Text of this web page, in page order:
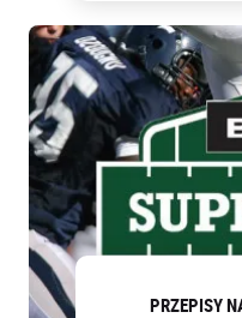
PRZEPISY